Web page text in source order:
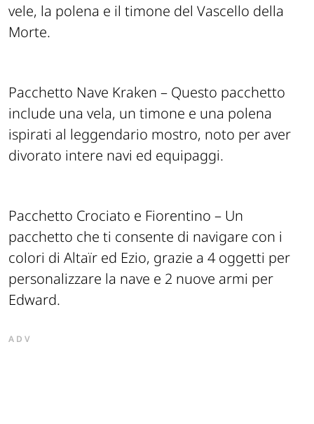
vele, la polena e il timone del Vascello della
Morte.
Pacchetto Nave Kraken – Questo pacchetto
include una vela, un timone e una polena
ispirati al leggendario mostro, noto per aver
divorato intere navi ed equipaggi.
Pacchetto Crociato e Fiorentino – Un
pacchetto che ti consente di navigare con i
colori di Altaïr ed Ezio, grazie a 4 oggetti per
personalizzare la nave e 2 nuove armi per
Edward.
ADV